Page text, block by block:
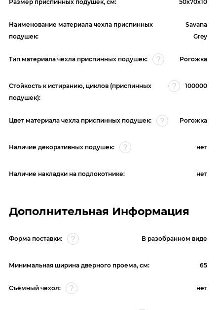
Размер приспинных подушек, см: 50х70х10
Наименование материала чехла приспинных
подушек:
Savana
Grey
Тип материала чехла приспинных подушек: Рогожка
Стойкость к истиранию, циклов (приспинных
подушек):
100000
Цвет материала чехла приспинных подушек: Рогожка
Наличие декоративных подушек: нет
Наличие накладки на подлокотнике: нет
Дополнительная Информация
Форма поставки: В разобранном виде
Минимальная ширина дверного проема, см: 65
Съёмный чехол: нет